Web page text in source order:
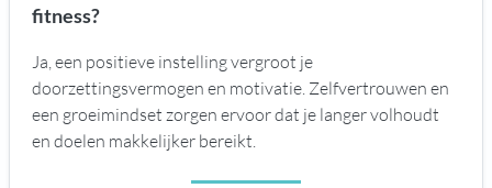
fitness?
Ja, een positieve instelling vergroot je
doorzettingsvermogen en motivatie. Zelfvertrouwen en
een groeimindset zorgen ervoor dat je langer volhoudt
en doelen makkelijker bereikt.